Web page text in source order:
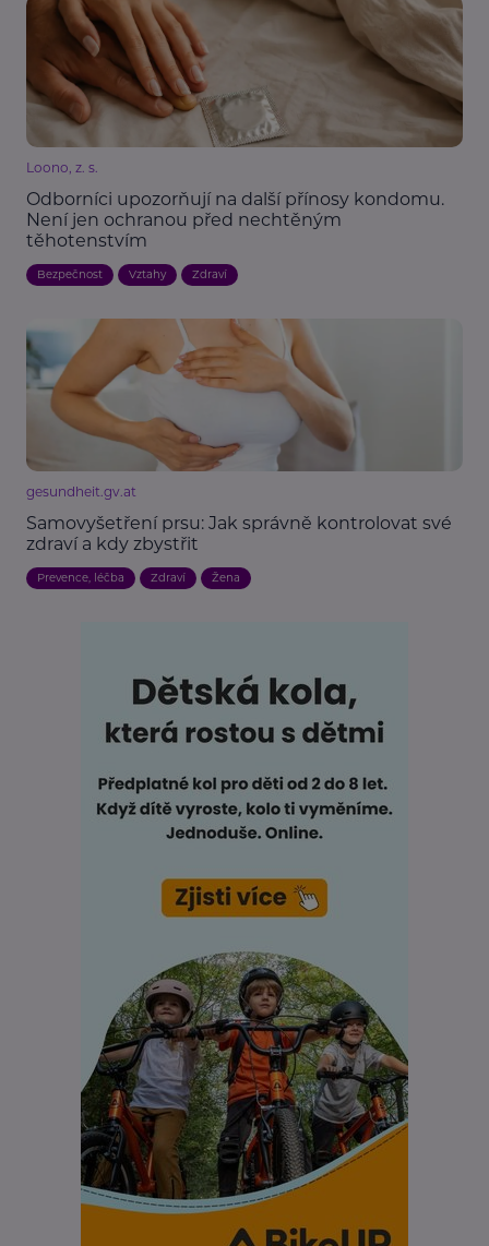
Loono, z. s.
Odborníci upozorňují na další přínosy kondomu.
Není jen ochranou před nechtěným
těhotenstvím
Bezpečnost Vztahy Zdraví
gesundheit.gv.at
Samovyšetření prsu: Jak správně kontrolovat své
zdraví a kdy zbystřit
Prevence, léčba Zdraví Žena